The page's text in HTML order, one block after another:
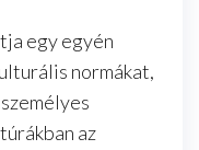
egy egyén
normákat,
az